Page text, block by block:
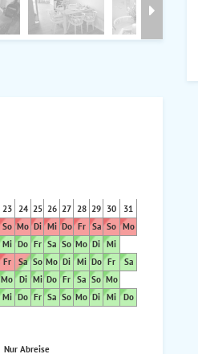
23 24 25 26 27 28 29 30
31
So Mo Di Mi Do Fr Sa So Mo
Mi Do Fr Sa So Mo Di Mi
Fr Sa So Mo Di Mi Do Fr
Sa
Mo Di Mi Do Fr Sa So Mo
Mi Do Fr Sa So Mo Di Mi Do
Nur Abreise